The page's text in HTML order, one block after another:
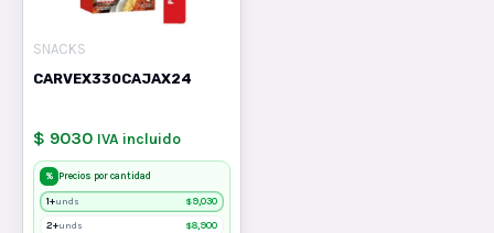
SNACKS
CARVEX330CAJAX24
$ 9030 IVA incluido
% Precios por cantidad
1+unds $9,030
2+unds $8,900